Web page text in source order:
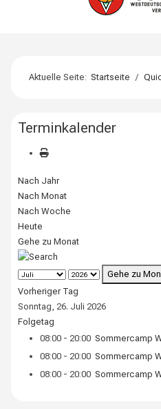
Aktuelle Seite:Startseite
Terminkalender
Nach Jahr
Nach Monat
Nach Woche
Heute
Gehe zu Monat
Gehe zu
Vorheriger Tag
Sonntag, 26. Juli 2026
Folgetag
08:00 - 20:00Sommercamp
08:00 - 20:00Sommercamp
08:00 - 20:00Sommercamp